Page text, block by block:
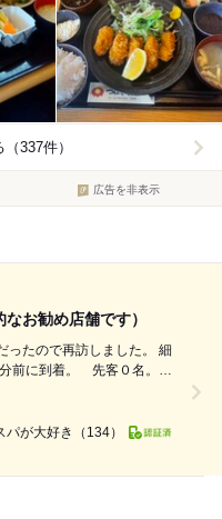
337件）
広告を非表示
勧め店舗です）
たので再訪しました。 細
パが大好き
（134）